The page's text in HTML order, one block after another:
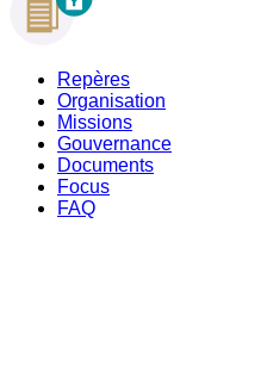
Repères
Organisation
Missions
Gouvernance
Documents
Focus
FAQ